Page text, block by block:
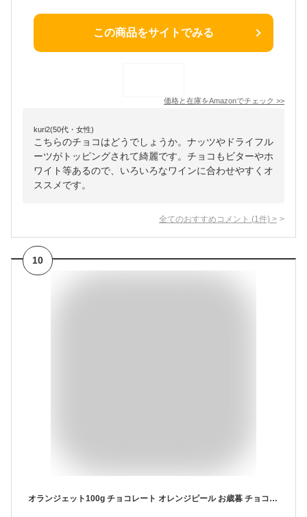
この商品をサイトでみる
価格と在庫をAmazonでチェック >>
kuri2(50代・女性)
こちらのチョコはどうでしょうか。ナッツやドライフル
ーツがトッピングされて綺麗です。チョコもビターやホ
ワイト等あるので、いろいろなワインに合わせやすくオ
ススメです。
全てのおすすめコメント (1 件) >
10
オランジェット100g チョコレート オレンジピール お歳暮 チョコ 誕生日 ギフト おしゃれ プレゼント 内祝 結婚祝い お返し バースデー ショコラ オレンジ お菓子 スイーツ お取り寄せ 銘菓 洋菓子 贈り物 お祝い 熨斗対応 高級 バレンタイン ホワイトデー